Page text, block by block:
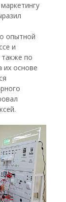
опытной
и
по
их основе